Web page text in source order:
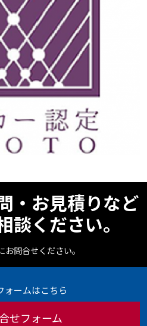
・お見積りなど
談ください。
お問合せください。
ォームはこちら
せフォーム